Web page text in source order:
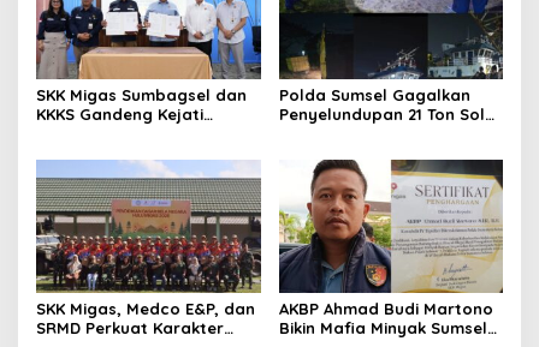
SKK Migas Sumbagsel dan
KKKS Gandeng Kejati
Operasi Hulu Migas
Polda Sumsel Gagalkan
Penyelundupan 21 Ton Solar
SKK Migas, Medco E&P, dan
SRMD Perkuat Karakter
AKBP Ahmad Budi Martono
Bikin Mafia Minyak Sumsel